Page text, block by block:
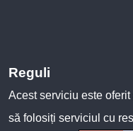
Reguli
Acest serviciu este oferit
să folosiți serviciul cu